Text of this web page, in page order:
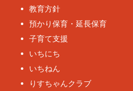
教育方針
預かり保育・延長保育
子育て支援
いちにち
いちねん
りすちゃんクラブ